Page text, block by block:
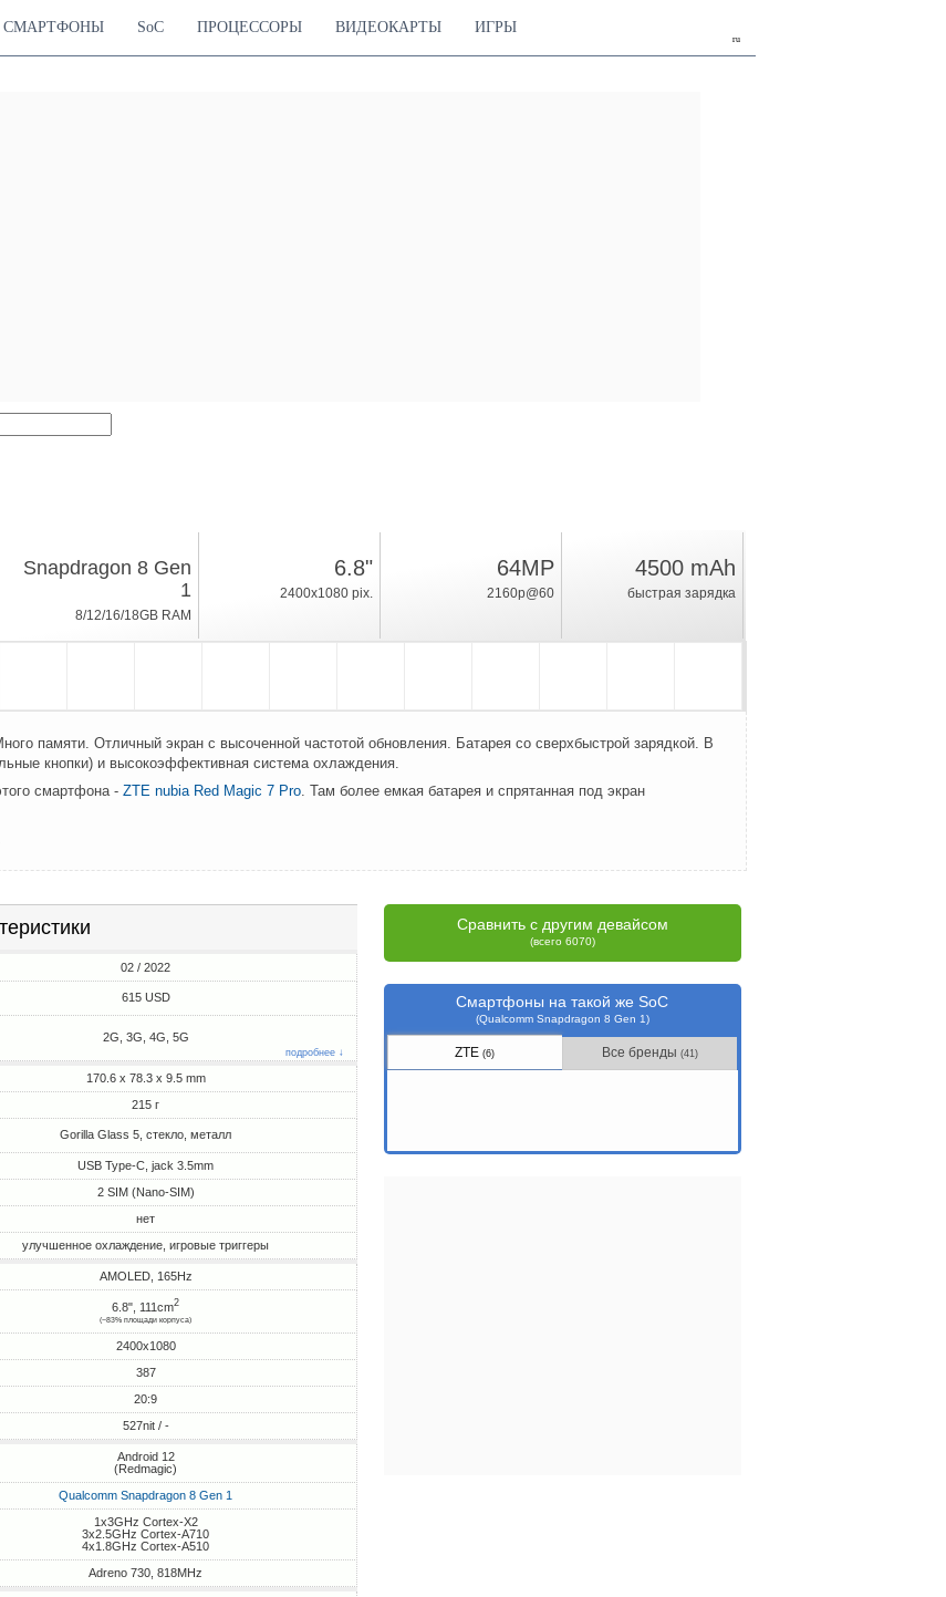
ru
СМАРТФОНЫ SoC ПРОЦЕССОРЫ ВИДЕОКАРТЫ ИГРЫ
215г, толщина 9.5mm
35.9%
Snapdragon 8 Gen
1
8/12/16/18GB RAM
6.8"
2400x1080 pix.
64MP
2160p@60
4500 mAh
быстрая зарядка
памяти. Отличный экран с высоченной частотой обновления. Батарея со сверхбыстрой зарядкой. В
кнопки) и высокоэффективная система охлаждения.
смартфона - ZTE nubia Red Magic 7 Pro. Там более емкая батарея и спрятанная под экран
02 / 2022
615 USD
2G, 3G, 4G, 5G
подробнее ↓
170.6 x 78.3 x 9.5 mm
215 г
Gorilla Glass 5, стекло, металл
USB Type-C, jack 3.5mm
2 SIM (Nano-SIM)
нет
улучшенное охлаждение, игровые триггеры
AMOLED, 165Hz
6.8", 111cm2
(~83% площади корпуса)
2400x1080
387
20:9
527nit / -
Android 12
(Redmagic)
Qualcomm Snapdragon 8 Gen 1
1x3GHz Cortex-X2
3x2.5GHz Cortex-A710
4x1.8GHz Cortex-A510
Adreno 730, 818MHz
Сравнить с другим девайсом
(всего 6070)
Смартфоны на такой же SoC
(Qualcomm Snapdragon 8 Gen 1)
ZTE(6) Все бренды (41)